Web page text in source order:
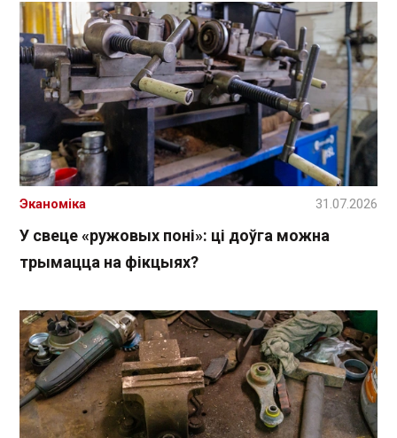
У свеце «ружовых поні»: ці доўга можна
трымацца на фікцыях?
Эканоміка 31.07.2026